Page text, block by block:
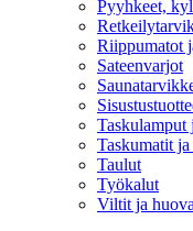
Pyyhkeet,
Riippumatot
Sateenvarjot
Taskulamput
Taskumatit
Taulut
Työkalut
Viltit ja